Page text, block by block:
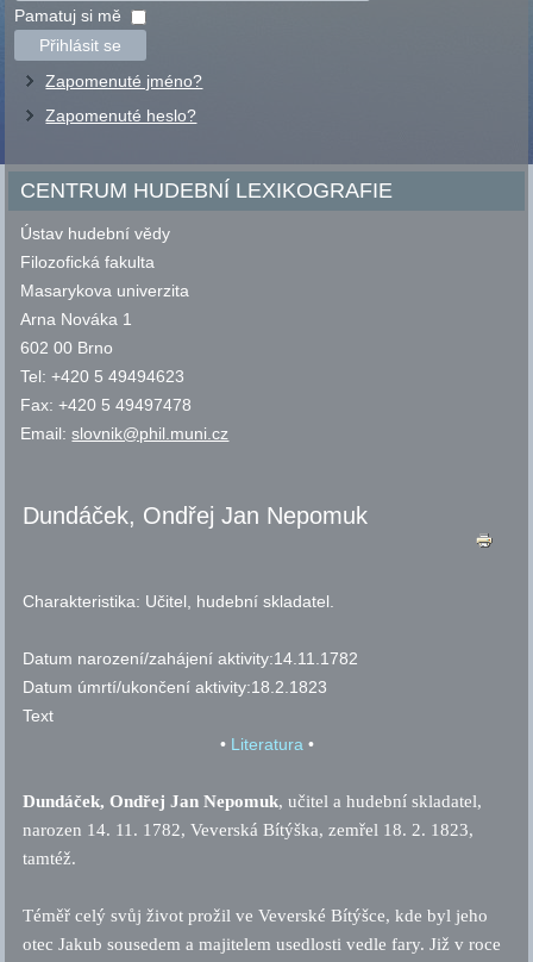
jméno
Heslo
Pamatuj si mě
Přihlásit se
Zapomenuté jméno?
Zapomenuté heslo?
CENTRUM HUDEBNÍ LEXIKOGRAFIE
Ústav hudební vědy
Filozofická fakulta
Masarykova univerzita
Arna Nováka 1
602 00 Brno
Tel: +420 5 49494623
Fax: +420 5 49497478
Email:slovnik@phil.muni.cz
Dundáček, Ondřej Jan Nepomuk
Charakteristika: Učitel, hudební skladatel.
Datum narození/zahájení aktivity:14.11.1782
Datum úmrtí/ukončení aktivity:18.2.1823
Text
• Literatura•
Dundáček, Ondřej Jan Nepomuk, učitel a hudební skladatel,
narozen 14. 11. 1782, Veverská Bítýška, zemřel 18. 2. 1823,
tamtéž.
Téměř celý svůj život prožil ve Veverské Bítýšce, kde byl jeho
otec Jakub sousedem a majitelem usedlosti vedle fary. Již v roce